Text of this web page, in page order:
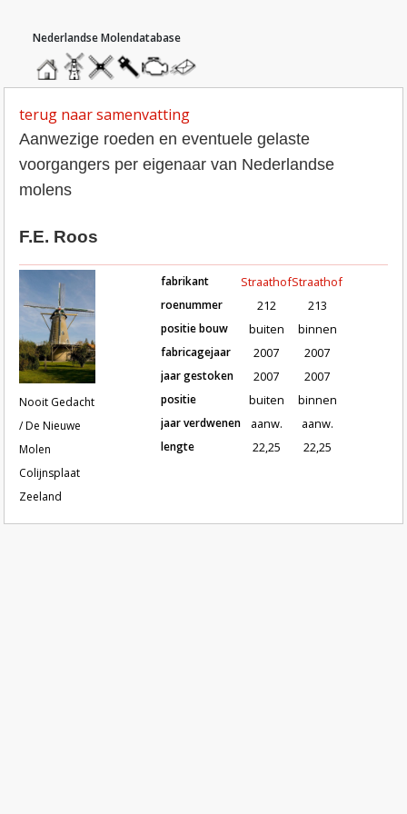
homemolendatabase
roedendatabase
assendatabase
motorendatabase
stuur
een
terug naar samenvatting
Aanwezige roeden en eventuele gelaste
voorgangers per eigenaar van Nederlandse
molens
F.E. Roos
Nooit Gedacht
/ De Nieuwe
Molen
Colijnsplaat
Zeeland
Roeden van molen Nooit Gedacht
fabrikant
roenummer
positie bouw
fabricagejaar
jaar gestoken
positie
jaar verdwenen
lengte
Straathof
212
buiten
2007
2007
buiten
aanw.
22,25
Straathof
213
binnen
2007
2007
binnen
aanw.
22,25